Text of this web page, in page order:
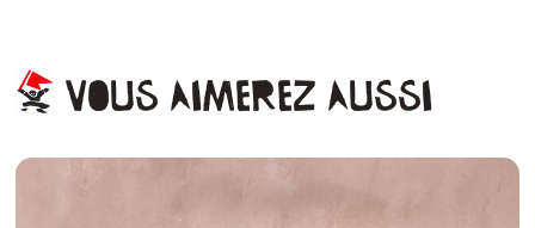
Vous aimerez aussi